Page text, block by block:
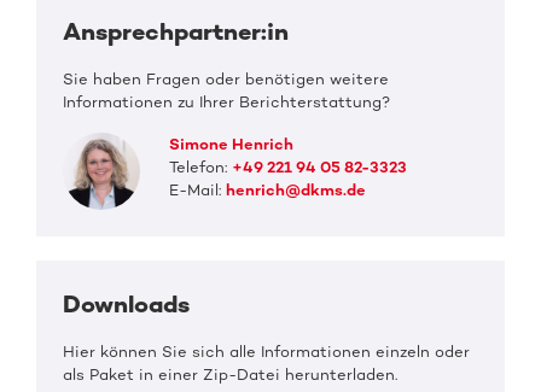
Ansprechpartner:in
Sie haben Fragen oder benötigen weitere
Informationen zu Ihrer Berichterstattung?
Simone Henrich
Telefon: +49 221 94 05 82-3323
E-Mail: henrich@dkms.de
Downloads
Hier können Sie sich alle Informationen einzeln oder
als Paket in einer Zip-Datei herunterladen.